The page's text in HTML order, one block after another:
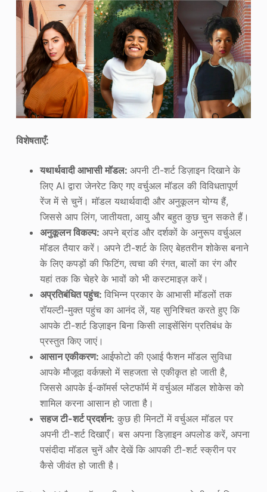
विशेषताएँ:
यथार्थवादी आभासी मॉडल: अपनी टी-शर्ट डिज़ाइन दिखाने के
लिए AI द्वारा जेनरेट किए गए वर्चुअल मॉडल की विविधतापूर्ण
रेंज में से चुनें। मॉडल यथार्थवादी और अनुकूलन योग्य हैं,
जिससे आप लिंग, जातीयता, आयु और बहुत कुछ चुन सकते हैं।
अनुकूलन विकल्प: अपने ब्रांड और दर्शकों के अनुरूप वर्चुअल
मॉडल तैयार करें। अपने टी-शर्ट के लिए बेहतरीन शोकेस बनाने
के लिए कपड़ों की फिटिंग, त्वचा की रंगत, बालों का रंग और
यहां तक कि चेहरे के भावों को भी कस्टमाइज़ करें।
अप्रतिबंधित पहुंच: विभिन्न प्रकार के आभासी मॉडलों तक
रॉयल्टी-मुक्त पहुंच का आनंद लें, यह सुनिश्चित करते हुए कि
आपके टी-शर्ट डिज़ाइन बिना किसी लाइसेंसिंग प्रतिबंध के
प्रस्तुत किए जाएं।
आसान एकीकरण: आईफोटो की एआई फैशन मॉडल सुविधा
आपके मौजूदा वर्कफ़्लो में सहजता से एकीकृत हो जाती है,
जिससे आपके ई-कॉमर्स प्लेटफॉर्म में वर्चुअल मॉडल शोकेस को
शामिल करना आसान हो जाता है।
सहज टी-शर्ट प्रदर्शन: कुछ ही मिनटों में वर्चुअल मॉडल पर
अपनी टी-शर्ट दिखाएँ। बस अपना डिज़ाइन अपलोड करें, अपना
पसंदीदा मॉडल चुनें और देखें कि आपकी टी-शर्ट स्क्रीन पर
कैसे जीवंत हो जाती है।